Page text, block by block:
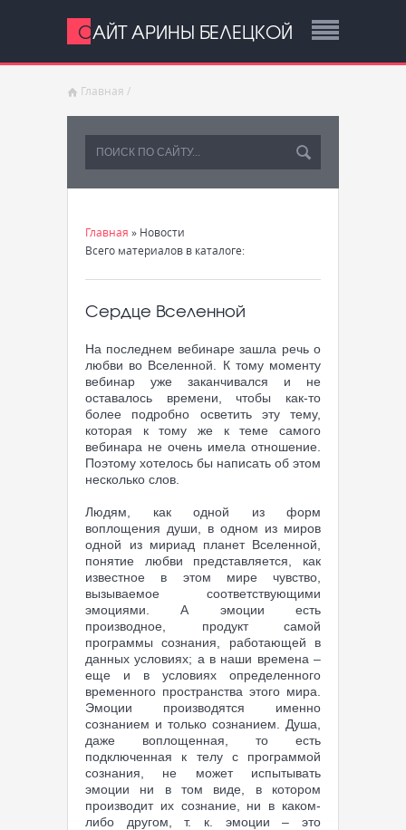
САЙТ АРИНЫ БЕЛЕЦКОЙ
Главная /
Главная » Новости
Всего материалов в каталоге:
Сердце Вселенной
На последнем вебинаре зашла речь о
любви во Вселенной. К тому моменту
вебинар уже заканчивался и не
оставалось времени, чтобы как-то
более подробно осветить эту тему,
которая к тому же к теме самого
вебинара не очень имела отношение.
Поэтому хотелось бы написать об этом
несколько слов.
Людям, как одной из форм
воплощения души, в одном из миров
одной из мириад планет Вселенной,
понятие любви представляется, как
известное в этом мире чувство,
вызываемое соответствующими
эмоциями. А эмоции есть
производное, продукт самой
программы сознания, работающей в
данных условиях; а в наши времена –
еще и в условиях определенного
временного пространства этого мира.
Эмоции производятся именно
сознанием и только сознанием. Душа,
даже воплощенная, то есть
подключенная к телу с программой
сознания, не может испытывать
эмоции ни в том виде, в котором
производит их сознание, ни в каком-
либо другом, т. к. эмоции – это